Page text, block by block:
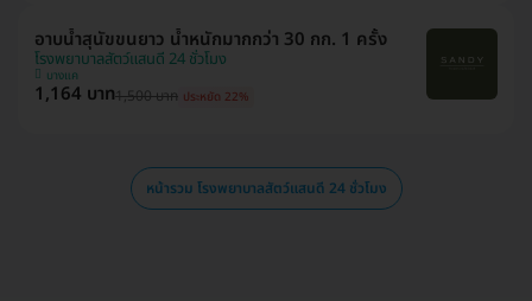
อาบน้ำสุนัขขนยาว น้ำหนักมากกว่า 30 กก. 1 ครั้ง
โรงพยาบาลสัตว์แสนดี 24 ชั่วโมง
บางแค
1,164 บาท1,500 บาท ประหยัด 22%
หน้ารวม โรงพยาบาลสัตว์แสนดี 24 ชั่วโมง